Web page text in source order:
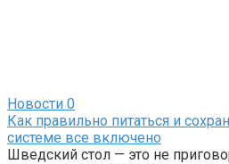
Новости 0
Как правильно питаться и
системе все включено
Шведский стол — это не